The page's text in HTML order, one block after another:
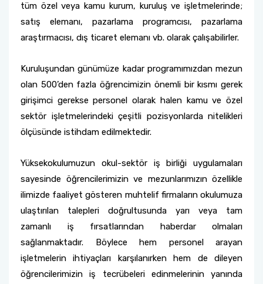
tüm özel veya kamu kurum, kuruluş ve işletmelerinde;
satış elemanı, pazarlama programcısı, pazarlama
araştırmacısı, dış ticaret elemanı vb. olarak çalışabilirler.
Kuruluşundan günümüze kadar programımızdan mezun
olan 500’den fazla öğrencimizin önemli bir kısmı gerek
girişimci gerekse personel olarak halen kamu ve özel
sektör işletmelerindeki çeşitli pozisyonlarda nitelikleri
ölçüsünde istihdam edilmektedir.
Yüksekokulumuzun okul-sektör iş birliği uygulamaları
sayesinde öğrencilerimizin ve mezunlarımızın özellikle
ilimizde faaliyet gösteren muhtelif firmaların okulumuza
ulaştırılan talepleri doğrultusunda yarı veya tam
zamanlı iş fırsatlarından haberdar olmaları
sağlanmaktadır. Böylece hem personel arayan
işletmelerin ihtiyaçları karşılanırken hem de dileyen
öğrencilerimizin iş tecrübeleri edinmelerinin yanında